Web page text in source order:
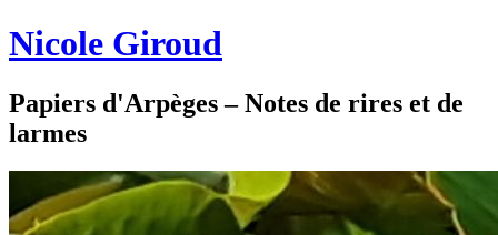
Nicole Giroud
Papiers d'Arpèges – Notes de rires et de
larmes